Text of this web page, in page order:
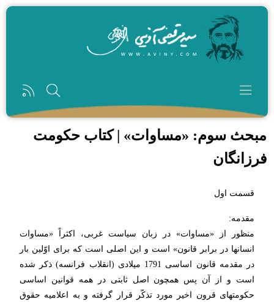
رفتن به محتوای اصلی
مبحث سوم: «مساوات» | کتاب حکومت
فرزانگان
قسمت اول
مقدمه:
منظور از «مساوات» در زبان سیاست غربى، اكثراً «مساوات
انسانها در برابر قانون» است و این اصلى است كه براى اوّلین بار
در مقدمه قانون اساسى 1791 میلادى (انقلاب فرانسه) ذكر شده
است و از آن پس همچون اصل ثابتى در همه قوانین اساسى
حكومتهاى قرون اخیر مورد تذكّر قرار گرفته و به اعلامیه حقوق